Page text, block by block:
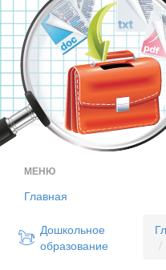
МЕНЮ
Главная
Дошкольное
образование